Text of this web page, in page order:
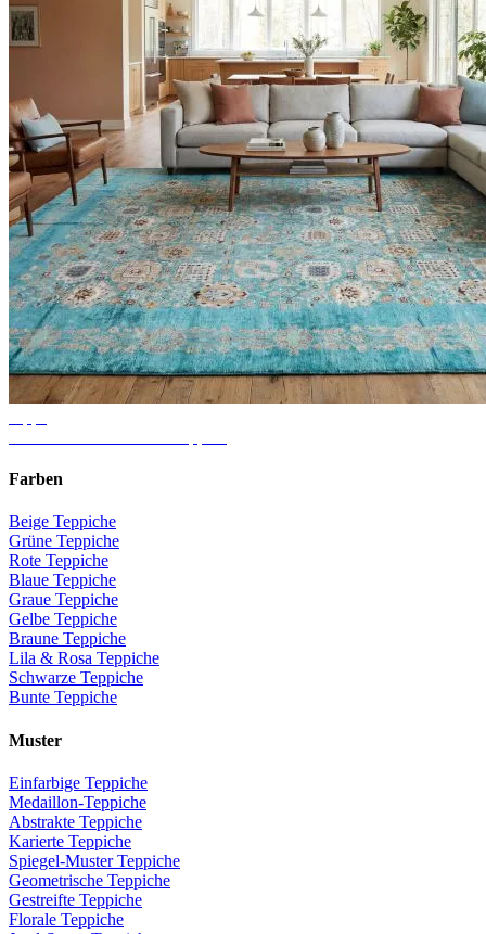
Farben
Beige Teppiche
Grüne Teppiche
Rote Teppiche
Blaue Teppiche
Graue Teppiche
Gelbe Teppiche
Braune Teppiche
Lila & Rosa Teppiche
Schwarze Teppiche
Bunte Teppiche
Muster
Einfarbige Teppiche
Medaillon-Teppiche
Abstrakte Teppiche
Karierte Teppiche
Spiegel-Muster Teppiche
Geometrische Teppiche
Gestreifte Teppiche
Florale Teppiche